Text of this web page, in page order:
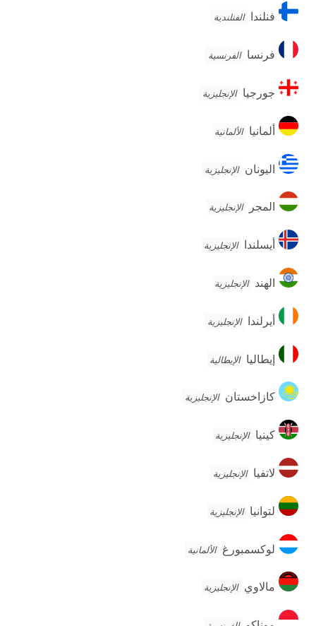
فنلندا
فنلندا الفنلندية
فرنسا
فرنسا الفرنسية
جورجيا
جورجيا الإنجليزية
ألمانيا
ألمانيا الألمانية
اليونان
اليونان الإنجليزية
المجر
المجر الإنجليزية
أيسلندا
أيسلندا الإنجليزية
الهند
الهند الإنجليزية
أيرلندا
أيرلندا الإنجليزية
إيطاليا
إيطاليا الإيطالية
كازاخستان
كازاخستان الإنجليزية
كينيا
كينيا الإنجليزية
لاتفيا
لاتفيا الإنجليزية
لتوانيا
لتوانيا الإنجليزية
لوكسمبورغ
لوكسمبورغ الألمانية
مالاوي
مالاوي الإنجليزية
موناكو